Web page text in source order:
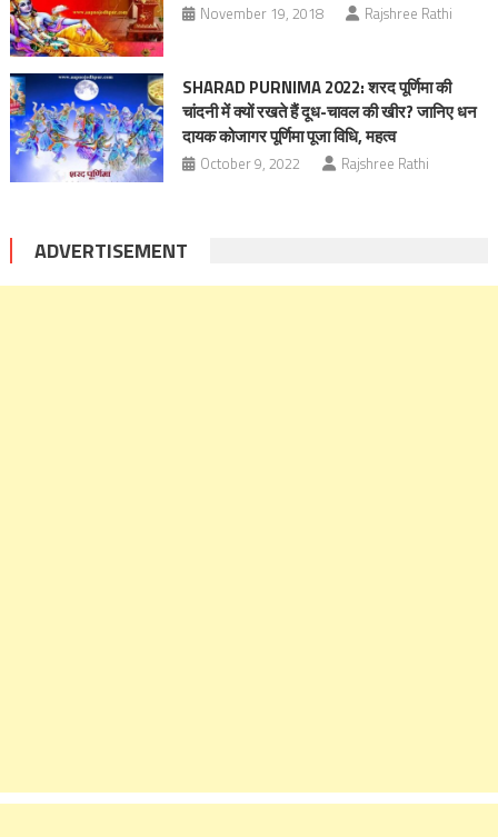
November 19, 2018 Rajshree Rathi
SHARAD PURNIMA 2022: शरद पूर्णिमा की
चांदनी में क्‍यों रखते हैं दूध-चावल की खीर? जानिए धन
दायक कोजागर पूर्णिमा पूजा विधि, महत्‍व
October 9, 2022 Rajshree Rathi
ADVERTISEMENT